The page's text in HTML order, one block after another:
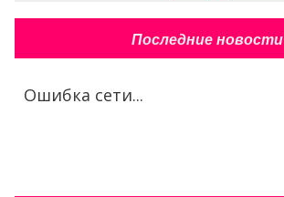
Последние новости
Ошибка сети...